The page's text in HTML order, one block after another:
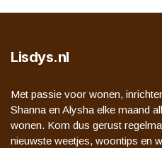
Lisdys.nl
Met passie voor wonen,
Shanna en Alysha elke maand
wonen. Kom dus gerust
nieuwste weetjes, woontips en